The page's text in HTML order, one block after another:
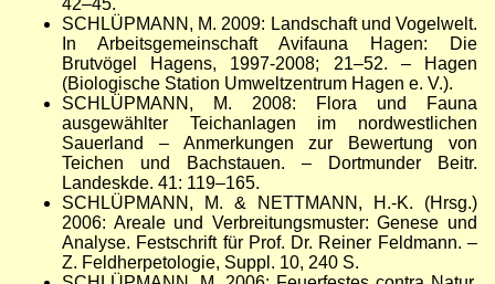
SCHLÜPMANN, M. 2009: Landschaft und Vogelwelt.
In Arbeitsgemeinschaft Avifauna Hagen: Die
Brutvögel Hagens, 1997-2008; 21–52. –Hagen
(Biologische Station Umweltzentrum Hagen e. V.).
SCHLÜPMANN, M. 2008: Flora und Fauna
ausgewählter Teichanlagen im nordwestlichen
Sauerland –Anmerkungen zur Bewertung von
Teichen und Bachstauen. – Dortmunder Beitr.
Landeskde. 41: 119–165.
SCHLÜPMANN, M. & NETTMANN, H.-K. (Hrsg.)
2006: Areale und Verbreitungsmuster: Genese und
Analyse. Festschrift für Prof. Dr. Reiner Feldmann. –
Z. Feldherpetologie, Suppl. 10, 240 S.